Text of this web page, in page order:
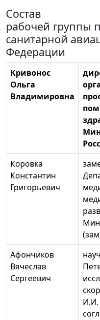
Состав
рабочей группы
санитарной
Федерации
Кривонос
Ольга
Владимировна
Коровка
Константин
Григорьевич
Афончиков
Вячеслав
Сергеевич
И.И.